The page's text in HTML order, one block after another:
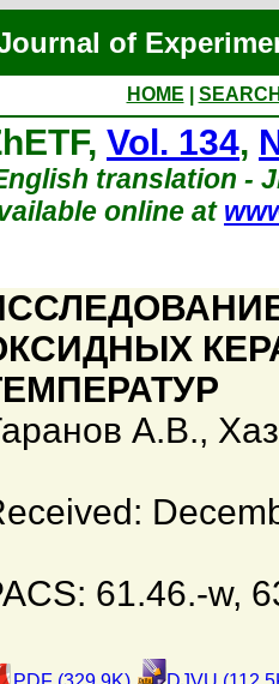
of
HOME
Vol. 134,
translation -
online at
А.В.,
61.46.-w,